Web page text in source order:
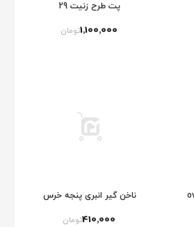
پت طرح زنیت 29
1٬100٬000تومان
ناخن گیر انبری پنجه خرس
410٬000تومان